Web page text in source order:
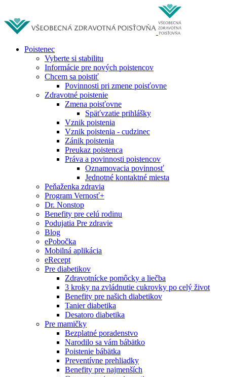
Poistenec
Vyberte si stabilitu
Informácie pre nových poistencov
Chcem sa poistiť
Povinnosti pri zmene poisťovne
Zdravotné poistenie
Zmena poisťovne
Späťvzatie prihlášky
Vznik poistenia
Vznik poistenia - cudzinec
Zánik poistenia
Preukaz poistenca
Práva a povinnosti poistencov
Oznamovacia povinnosť
Jednotné kontaktné miesta
Peňaženka zdravia
Program Vernosť+
Dr. Nonstop
Benefity pre celú rodinu
Podujatia Pre zdravie
Blog
ePobočka
Mobilná aplikácia
eRecept
Pre diabetikov
Zdravotnícke pomôcky a liečba
3 kroky na zvládnutie cukrovky po celý život
Benefity pre našich diabetikov
Tanier diabetika
Desatoro diabetika
Pre mamičky
Bezplatné poradenstvo
Narodilo sa vám bábätko
Poistenie bábätka
Preventívne prehliadky
Benefity pre najmenších